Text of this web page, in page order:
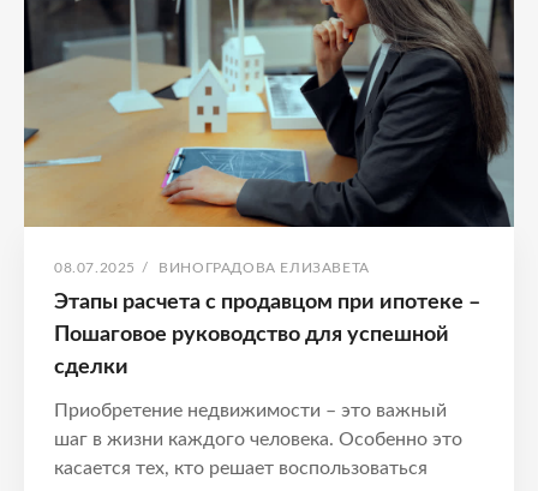
руководство
сделки
ОПУБЛИКОВАНО
08.07.2025 / АВТОР:
ВИНОГРАДОВА ЕЛИЗАВЕТА
Этапы расчета с продавцом при ипотеке –
Пошаговое руководство для успешной
сделки
Приобретение недвижимости – это важный
шаг в жизни каждого человека. Особенно это
касается тех, кто решает воспользоваться